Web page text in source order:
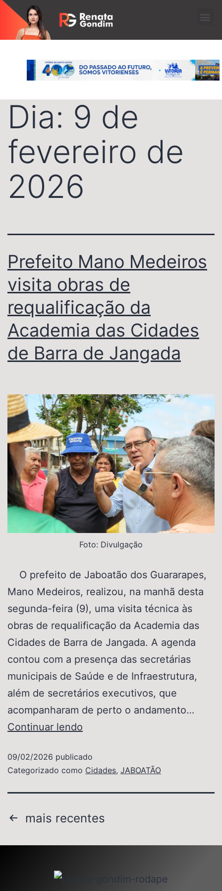
Dia: 9 de
fevereiro de
2026
Prefeito Mano Medeiros
visita obras de
requalificação da
Academia das Cidades
de Barra de Jangada
Foto: Divulgação
O prefeito de Jaboatão dos Guararapes,
Mano Medeiros, realizou, na manhã desta
segunda-feira (9), uma visita técnica às
obras de requalificação da Academia das
Cidades de Barra de Jangada. A agenda
contou com a presença das secretárias
municipais de Saúde e de Infraestrutura,
além de secretários executivos, que
acompanharam de perto o andamento…
Continuar lendo
09/02/2026 publicado
Categorizado como Cidades, JABOATÃO
mais recentes